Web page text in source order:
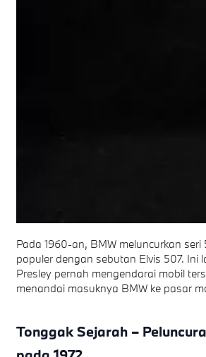
Pada 1960-an, BMW meluncurkan
populer dengan sebutan Elvis 507. Ini
Presley pernah mengendarai mobil
menandai masuknya BMW ke pasar
Tonggak Sejarah –